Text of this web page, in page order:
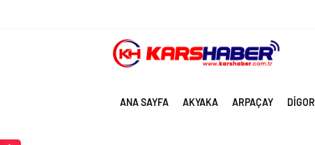
ANA SAYFA AKYAKA ARPAÇAY DİGOR